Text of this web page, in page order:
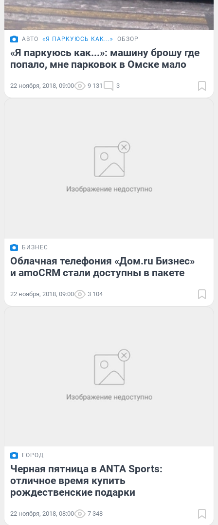
АВТО «Я ПАРКУЮСЬ КАК...» ОБЗОР
«Я паркуюсь как...»: машину брошу где
попало, мне парковок в Омске мало
22 ноября, 2018, 09:00 9 131 3
БИЗНЕС
Облачная телефония «Дом.ru Бизнес»
и amoCRM стали доступны в пакете
22 ноября, 2018, 09:00 3 104
ГОРОД
Черная пятница в ANTA Sports:
отличное время купить
рождественские подарки
22 ноября, 2018, 08:00 7 348